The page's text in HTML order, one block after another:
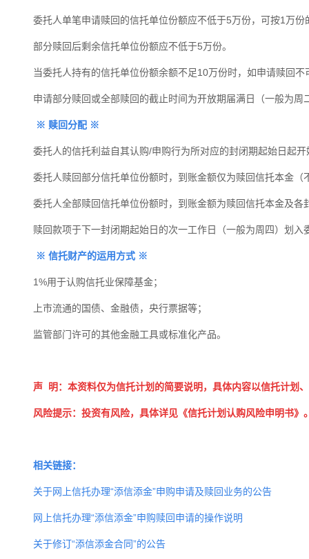
委托人单笔申请赎回的信托单位份额应不低于5万份，可按1万份
部分赎回后剩余信托单位份额应不低于5万份。
当委托人持有的信托单位份额余额不足10万份时，如申请赎回
申请部分赎回或全部赎回的截止时间为开放期届满日（一般为周
※ 赎回分配 ※
委托人的信托利益自其认购/申购行为所对应的封闭期起始日起开
委托人赎回部分信托单位份额时，到账金额仅为赎回信托本金（
委托人全部赎回信托单位份额时，到账金额为赎回信托本金及各
赎回款项于下一封闭期起始日的次一工作日（一般为周四）划
※ 信托财产的运用方式 ※
1%用于认购信托业保障基金；
上市流通的国债、金融债，央行票据等；
监管部门许可的其他金融工具或标准化产品。
声 明：本资料仅为信托计划的简要说明，具体内容以信托计划
风险提示：投资有风险，具体详见《信托计划认购风险申明书》
相关链接：
关于网上信托办理“添信添金”申购申请及赎回业务的公告
网上信托办理“添信添金”申购赎回申请的操作说明
关于修订“添信添金合同”的公告